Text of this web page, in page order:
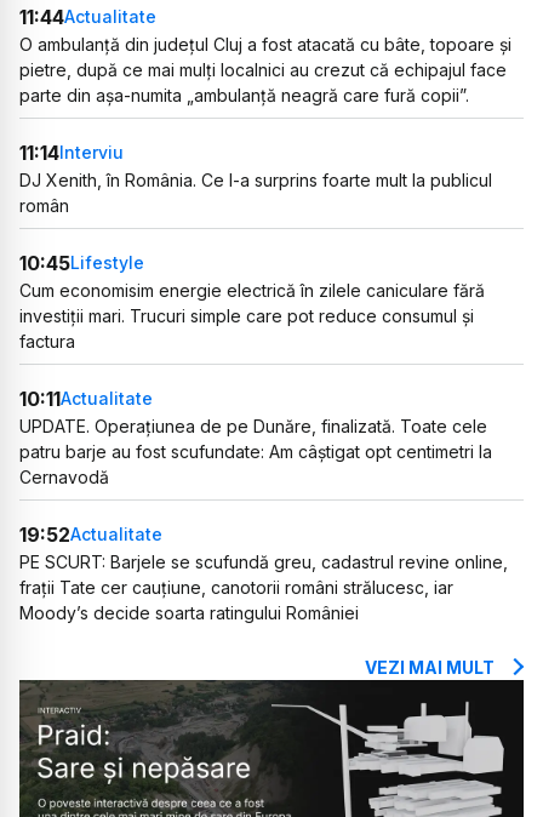
11:44Actualitate
O ambulanță din județul Cluj a fost atacată cu bâte, topoare și
pietre, după ce mai mulți localnici au crezut că echipajul face
parte din așa-numita „ambulanță neagră care fură copii”.
11:14Interviu
DJ Xenith, în România. Ce l-a surprins foarte mult la publicul
român
10:45Lifestyle
Cum economisim energie electrică în zilele caniculare fără
investiții mari. Trucuri simple care pot reduce consumul și
factura
10:11Actualitate
UPDATE. Operațiunea de pe Dunăre, finalizată. Toate cele
patru barje au fost scufundate: Am câștigat opt centimetri la
Cernavodă
19:52Actualitate
PE SCURT: Barjele se scufundă greu, cadastrul revine online,
frații Tate cer cauțiune, canotorii români strălucesc, iar
Moody’s decide soarta ratingului României
VEZI MAI MULT